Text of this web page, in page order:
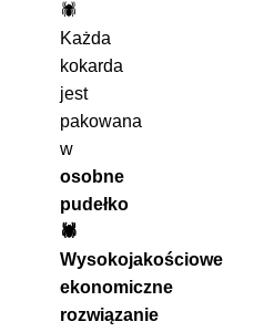
🕷️
Każda
kokarda
jest
pakowana
w
osobne
pudełko
🕷️
Wysokojakościowe
ekonomiczne
rozwiązanie